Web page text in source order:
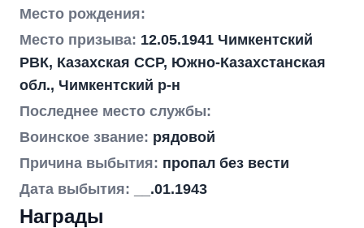
Место рождения:
Место призыва: 12.05.1941 Чимкентский
РВК, Казахская ССР, Южно-Казахстанская
обл., Чимкентский р-н
Последнее место службы:
Воинское звание: рядовой
Причина выбытия: пропал без вести
Дата выбытия:
__.01.1943
Награды